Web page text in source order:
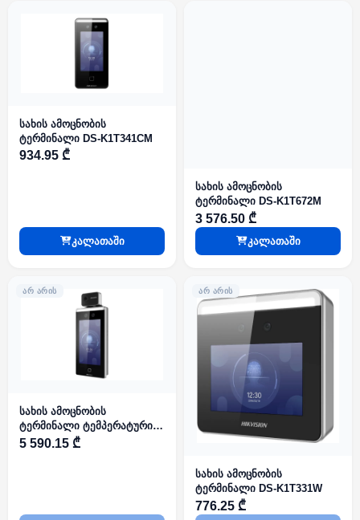
სახის ამოცნობის
ტერმინალი DS-K1T341CM
934.95 ₾
კალათაში
სახის ამოცნობის
ტერმინალი DS-K1T672M
3 576.50 ₾
კალათაში
ᲐᲠ ᲐᲠᲘᲡ
სახის ამოცნობის
ტერმინალი ტემპერატურის
სკრინინგის მოდულით DS-
5 590.15 ₾
ᲐᲠ ᲐᲠᲘᲡ
სახის ამოცნობის
ტერმინალი DS-K1T331W
776.25 ₾